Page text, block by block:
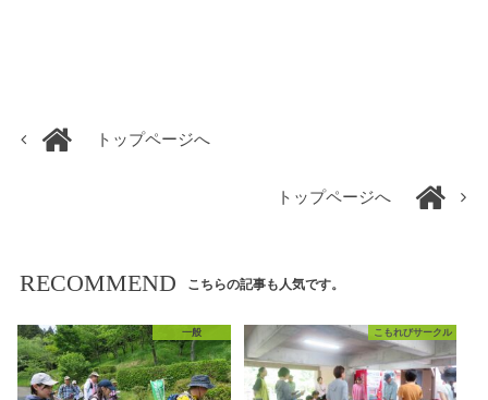
トップページへ
トップページへ
RECOMMEND こちらの記事も人気です。
一般 こもれびサークル